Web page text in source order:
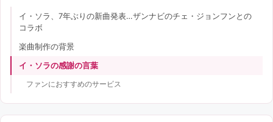
イ・ソラ、7年ぶりの新曲発表…ザンナビのチェ・ジョンフンとの
コラボ
楽曲制作の背景
イ・ソラの感謝の言葉
ファンにおすすめのサービス